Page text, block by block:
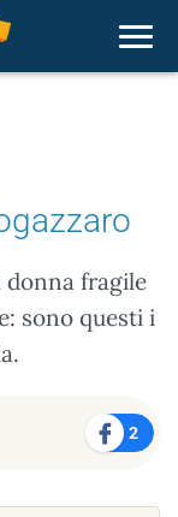
donna fragile
sono questi i
2